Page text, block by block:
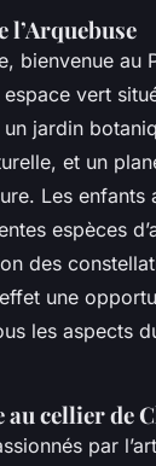
l’Arquebuse
bienvenue au
espace vert
jardin
et un
Les enfants
espèces
des
une
les aspects
au cellier de
par